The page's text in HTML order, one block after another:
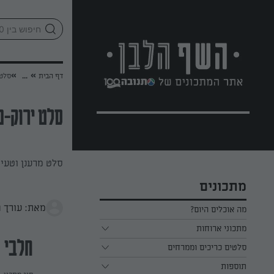
מתכונים
מה אוכלים היום?
מתכוני ארוחות
ארוחת בוקר
ארוחת צהריים
סלטים כריכים וממרחים
כל הסלטים כריכים וממרחים
תוספות
דף הבית »
...
»
סלט
סלט מרענן
מאת: עורך
חלבי